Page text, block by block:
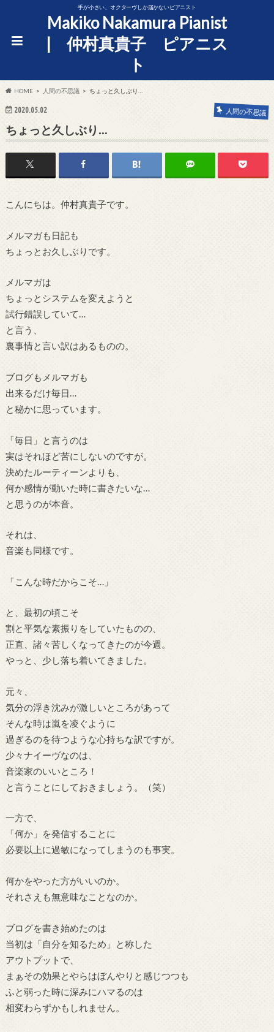
手が小さい、オクターヴしか届かないピアニスト
Makiko Nakamura Pianist
| 仲村真貴子 ピアニス
ト
HOME 人間の不思議 ちょっと久しぶり…
2020.05.02 人間の不思議
ちょっと久しぶり…
こんにちは。仲村真貴子です。
メルマガも日記も
ちょっとお久しぶりです。
メルマガは
ちょっとシステムを変えようと
試行錯誤していて…
と言う、
裏事情と言い訳はあるものの。
ブログもメルマガも
出来るだけ毎日…
と秘かに思っています。
「毎日」と言うのは
実はそれほど苦にしないのですが。
決めたルーティーンよりも、
何か感情が動いた時に書きたいな…
と思うのが本音。
それは、
音楽も同様です。
「こんな時だからこそ…」
と、最初の頃こそ
割と平気な素振りをしていたものの、
正直、諸々苦しくなってきたのが今週。
やっと、少し落ち着いてきました。
元々、
気分の浮き沈みが激しいところがあって
そんな時は嵐を凌ぐように
過ぎるのを待つような心持ちな訳ですが。
少々ナイーヴなのは、
音楽家のいいところ！
と言うことにしておきましょう。（笑）
一方で、
「何か」を発信することに
必要以上に過敏になってしまうのも事実。
何かをやった方がいいのか。
それさえも無意味なことなのか。
ブログを書き始めたのは
当初は「自分を知るため」と称した
アウトプットで、
まぁその効果とやらはぼんやりと感じつつも
ふと弱った時に深みにハマるのは
相変わらずかもしれません。